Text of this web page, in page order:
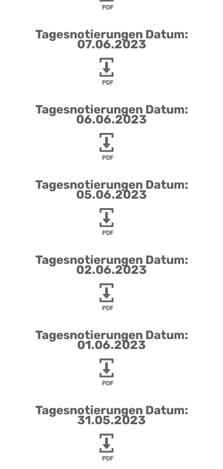
PDF
Tagesnotierungen Datum:
07.06.2023
PDF
Tagesnotierungen Datum:
06.06.2023
PDF
Tagesnotierungen Datum:
05.06.2023
PDF
Tagesnotierungen Datum:
02.06.2023
PDF
Tagesnotierungen Datum:
01.06.2023
PDF
Tagesnotierungen Datum:
31.05.2023
PDF